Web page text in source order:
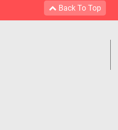
Back To Top